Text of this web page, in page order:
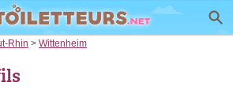
Rhin > Wittenheim